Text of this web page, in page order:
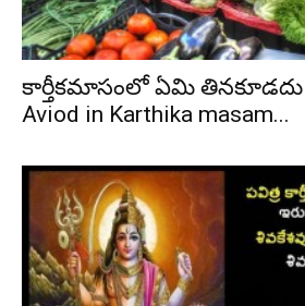
కార్తీకమాసంలో ఏమి తినకూడదు
Aviod in Karthika masam...